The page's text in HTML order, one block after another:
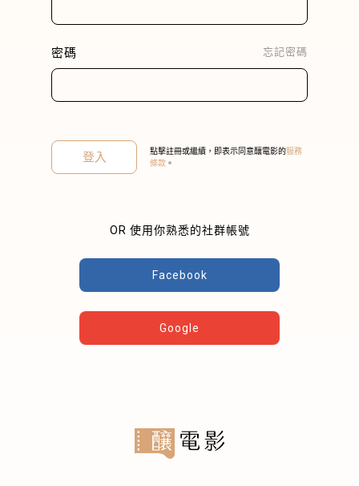
密碼 忘記密碼
登入 點擊註冊或繼續，即表示同意釀電影的服務
條款 。
OR 使用你熟悉的社群帳號
Facebook
Google